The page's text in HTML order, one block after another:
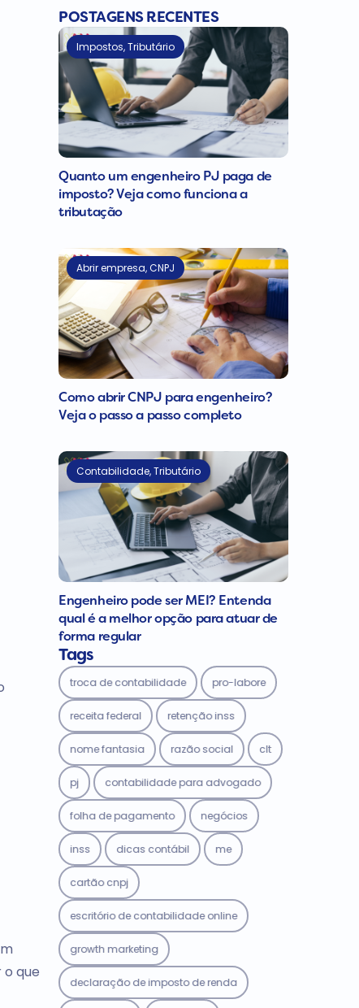
que
POSTAGENS RECENTES
Impostos,Tributário
Quanto um engenheiro PJ paga de
imposto? Veja como funciona a
tributação
Abrir empresa,CNPJ
Como abrir CNPJ para engenheiro?
Veja o passo a passo completo
Contabilidade,Tributário
Engenheiro pode ser MEI? Entenda
qual é a melhor opção para atuar de
forma regular
Tags
troca de contabilidade pro-labore
receita federal retenção inss
nome fantasia razão social clt
pj contabilidade para advogado
folha de pagamento negócios
inss dicas contábil me
cartão cnpj
escritório de contabilidade online
growth marketing
declaração de imposto de renda